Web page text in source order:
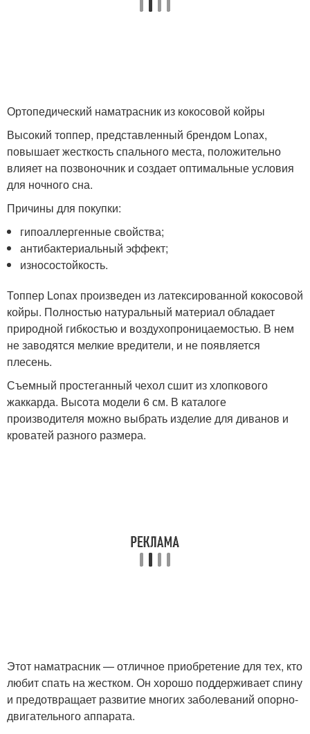
Ортопедический наматрасник из кокосовой койры
Высокий топпер, представленный брендом Lonax,
повышает жесткость спального места, положительно
влияет на позвоночник и создает оптимальные условия
для ночного сна.
Причины для покупки:
гипоаллергенные свойства;
антибактериальный эффект;
износостойкость.
Топпер Lonax произведен из латексированной кокосовой
койры. Полностью натуральный материал обладает
природной гибкостью и воздухопроницаемостью. В нем
не заводятся мелкие вредители, и не появляется
плесень.
Съемный простеганный чехол сшит из хлопкового
жаккарда. Высота модели 6 см. В каталоге
производителя можно выбрать изделие для диванов и
кроватей разного размера.
Этот наматрасник — отличное приобретение для тех, кто
любит спать на жестком. Он хорошо поддерживает спину
и предотвращает развитие многих заболеваний опорно-
двигательного аппарата.